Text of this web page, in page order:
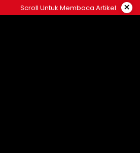
Scroll Untuk Membaca Artikel ×